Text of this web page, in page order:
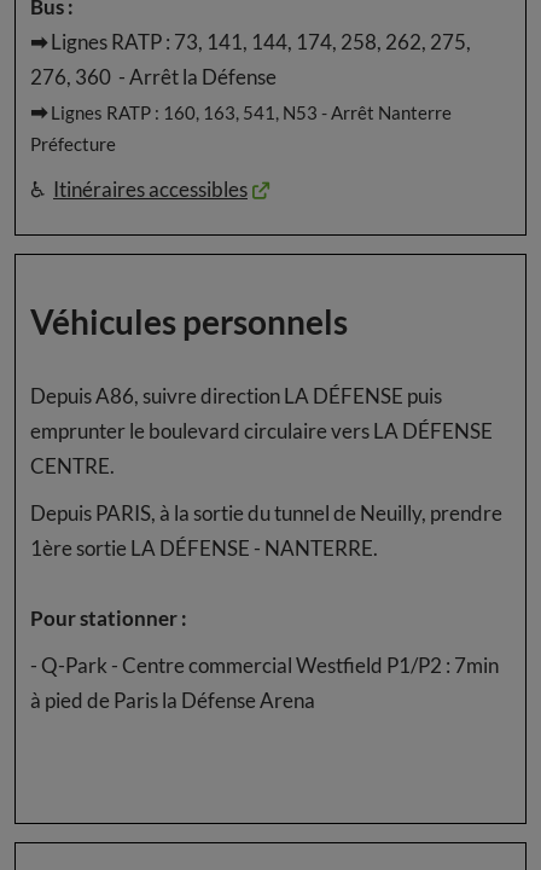
Bus :
➡Lignes RATP : 73, 141, 144, 174, 258, 262, 275,
276, 360 - Arrêt la Défense
➡Lignes RATP : 160, 163, 541, N53 - Arrêt Nanterre
Préfecture
♿ Itinéraires accessibles
Véhicules personnels
Depuis A86, suivre direction LA DÉFENSE puis
emprunter le boulevard circulaire vers LA DÉFENSE
CENTRE.
Depuis PARIS, à la sortie du tunnel de Neuilly, prendre
1ère sortie LA DÉFENSE - NANTERRE.
Pour stationner :
- Q-Park - Centre commercial Westfield P1/P2 : 7min
à pied de Paris la Défense Arena